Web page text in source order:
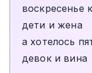
воскресенье
дети и жена
а хотелось
девок и вина